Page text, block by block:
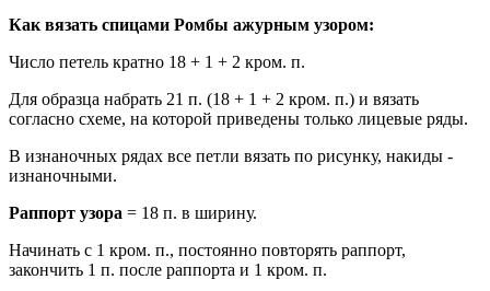
Как вязать спицами Ромбы ажурным узором:
Число петель кратно 18 + 1 + 2 кром. п.
Для образца набрать 21 п. (18 + 1 + 2 кром. п.) и вязать
согласно схеме, на которой приведены только лицевые ряды.
В изнаночных рядах все петли вязать по рисунку, накиды -
изнаночными.
Раппорт узора = 18 п. в ширину.
Начинать с 1 кром. п., постоянно повторять раппорт,
закончить 1 п. после раппорта и 1 кром. п.